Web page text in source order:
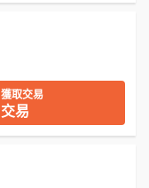
獲取交易
交易